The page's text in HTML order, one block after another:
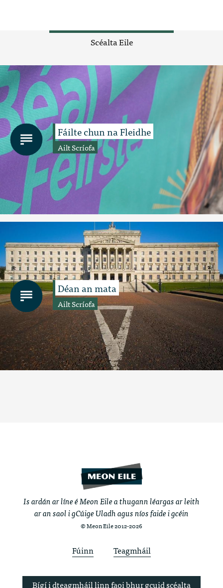
Scéalta Eile
Fáilte chun na Fleidhe
Ailt Scríofa
Déan an mata
Ailt Scríofa
Is ardán ar líne é Meon Eile a thugann léargas ar leith
ar an saol i gCúige Uladh agus níos faide i gcéin
© Meon Eile 2012-2026
Fúinn Teagmháil
Bígí i dteagmháil linn faoi bhur gcuid scéalta